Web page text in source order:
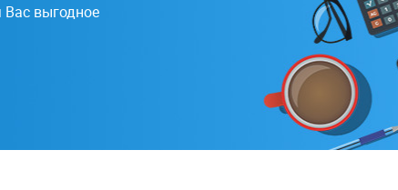
Вас выгодное